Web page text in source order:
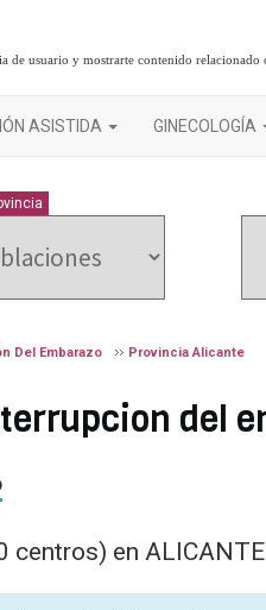
de usuario y mostrarte contenido
ASISTIDA GINECOLOGÍA
Del Embarazo Provincia Alicante
del
centros) en